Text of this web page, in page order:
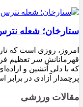
ستارخان؛ شعله
امروز، روزی است که
قهرمانانش سر تعظیم
که با دلی آتشین و
پرچمدار آزادی در برابر
مقالات ورزشی